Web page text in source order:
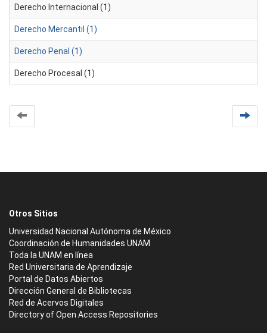
Derecho Internacional (1)
Derecho Mercantil (1)
Derecho Penal (1)
Derecho Procesal (1)
Otros Sitios
Universidad Nacional Autónoma de México
Coordinación de Humanidades UNAM
Toda la UNAM en línea
Red Universitaria de Aprendizaje
Portal de Datos Abiertos
Dirección General de Bibliotecas
Red de Acervos Digitales
Directory of Open Access Repositories